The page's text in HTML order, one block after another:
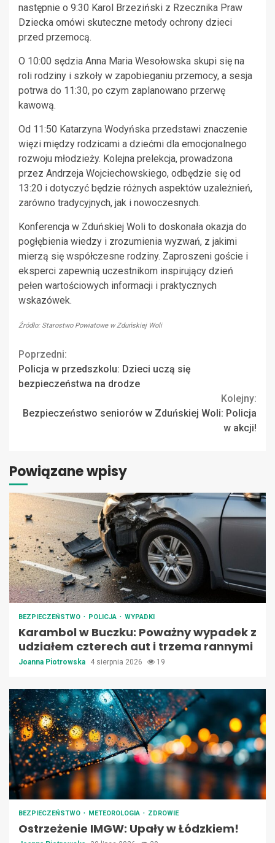
następnie o 9:30 Karol Brzeziński z Rzecznika Praw
Dziecka omówi skuteczne metody ochrony dzieci
przed przemocą.
O 10:00 sędzia Anna Maria Wesołowska skupi się na
roli rodziny i szkoły w zapobieganiu przemocy, a sesja
potrwa do 11:30, po czym zaplanowano przerwę
kawową.
Od 11:50 Katarzyna Wodyńska przedstawi znaczenie
więzi między rodzicami a dziećmi dla emocjonalnego
rozwoju młodzieży. Kolejna prelekcja, prowadzona
przez Andrzeja Wojciechowskiego, odbędzie się od
13:20 i dotyczyć będzie różnych aspektów uzależnień,
zarówno tradycyjnych, jak i nowoczesnych.
Konferencja w Zduńskiej Woli to doskonała okazja do
pogłębienia wiedzy i zrozumienia wyzwań, z jakimi
mierzą się współczesne rodziny. Zaproszeni goście i
eksperci zapewnią uczestnikom inspirujący dzień
pełen wartościowych informacji i praktycznych
wskazówek.
Źródło: Starostwo Powiatowe w Zduńskiej Woli
Continue
Reading
Poprzedni:
Policja w przedszkolu: Dzieci uczą się
bezpieczeństwa na drodze
Kolejny:
Bezpieczeństwo seniorów w Zduńskiej Woli: Policja
w akcji!
Powiązane wpisy
BEZPIECZEŃSTWO POLICJA WYPADKI
Karambol w Buczku: Poważny wypadek z
udziałem czterech aut i trzema rannymi
Joanna Piotrowska 4 sierpnia 2026 19
BEZPIECZEŃSTWO METEOROLOGIA ZDROWIE
Ostrzeżenie IMGW: Upały w Łódzkiem!